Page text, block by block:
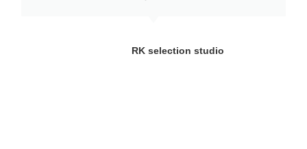
RK selection studio